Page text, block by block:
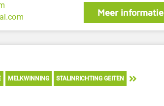
Meer informatie
MELKWINNING STALINRICHTING GEITEN